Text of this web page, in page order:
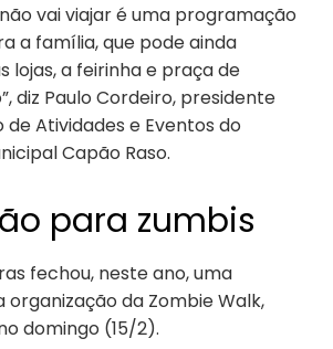
vai viajar é uma programação
a família, que pode ainda
lojas, a feirinha e praça de
diz Paulo Cordeiro, presidente
de Atividades e Eventos do
Capão Raso.
para zumbis
fechou, neste ano, uma
da Zombie Walk,
domingo (15/2).